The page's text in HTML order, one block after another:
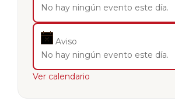
No hay ningún evento este día.
Aviso
No hay ningún evento este día.
Ver calendario